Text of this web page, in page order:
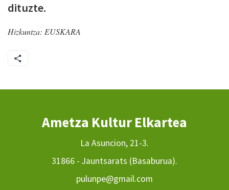
dituzte.
Hizkuntza: EUSKARA
Ametza Kultur Elkartea
La Asuncion, 21-3.
31866 - Jauntsarats (Basaburua).
pulunpe@gmail.com